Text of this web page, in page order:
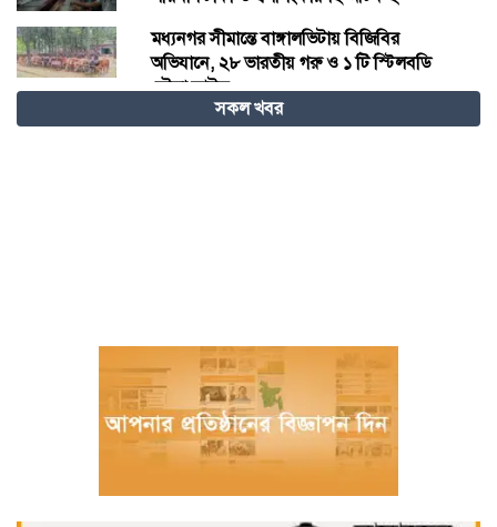
মধ্যনগর সীমান্তে বাঙ্গালভিটায় বিজিবির
অভিযানে, ২৮ ভারতীয় গরু ও ১ টি স্টিলবডি
নৌকা আটক
চিতলমারী থানা প্রেসক্লাবের কমিটি ঘোষণা :
তজুমদ্দিনে আনন্দ মিছিল
খুলনার রূপসায় অভিযান চালিয়ে ১০ কেজি
গাঁজাসহ দুইজন মাদক ব্যবসায়ীকে গ্রেফতার
করেছে র‍্যাব-৬
নওগাঁয় পানিতে ডুবে নবদম্পতির মৃত্যু, শয়ন ঘর
সকল খবর